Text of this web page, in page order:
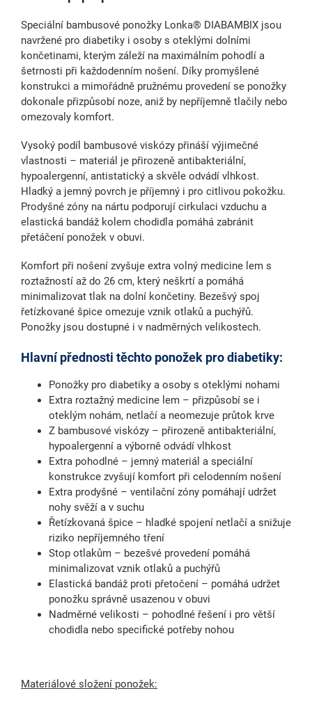
Speciální bambusové ponožky Lonka® DIABAMBIX jsou
navržené pro diabetiky i osoby s oteklými dolními
končetinami, kterým záleží na maximálním pohodlí a
šetrnosti při každodenním nošení. Díky promyšlené
konstrukci a mimořádně pružnému provedení se ponožky
dokonale přizpůsobí noze, aniž by nepříjemně tlačily nebo
omezovaly komfort.
Vysoký podíl bambusové viskózy přináší výjimečné
vlastnosti – materiál je přirozeně antibakteriální,
hypoalergenní, antistatický a skvěle odvádí vlhkost.
Hladký a jemný povrch je příjemný i pro citlivou pokožku.
Prodyšné zóny na nártu podporují cirkulaci vzduchu a
elastická bandáž kolem chodidla pomáhá zabránit
přetáčení ponožek v obuvi.
Komfort při nošení zvyšuje extra volný medicine lem s
roztažností až do 26 cm, který neškrtí a pomáhá
minimalizovat tlak na dolní končetiny. Bezešvý spoj
řetízkované špice omezuje vznik otlaků a puchýřů.
Ponožky jsou dostupné i v nadměrných velikostech.
Hlavní přednosti těchto ponožek pro diabetiky:
Ponožky pro diabetiky a osoby s oteklými nohami
Extra roztažný medicine lem – přizpůsobí se i
oteklým nohám, netlačí a neomezuje průtok krve
Z bambusové viskózy – přirozeně antibakteriální,
hypoalergenní a výborně odvádí vlhkost
Extra pohodlné – jemný materiál a speciální
konstrukce zvyšují komfort při celodenním nošení
Extra prodyšné – ventilační zóny pomáhají udržet
nohy svěží a v suchu
Řetízkovaná špice – hladké spojení netlačí a snižuje
riziko nepříjemného tření
Stop otlakům – bezešvé provedení pomáhá
minimalizovat vznik otlaků a puchýřů
Elastická bandáž proti přetočení – pomáhá udržet
ponožku správně usazenou v obuvi
Nadměrné velikosti – pohodlné řešení i pro větší
chodidla nebo specifické potřeby nohou
Materiálové složení ponožek: